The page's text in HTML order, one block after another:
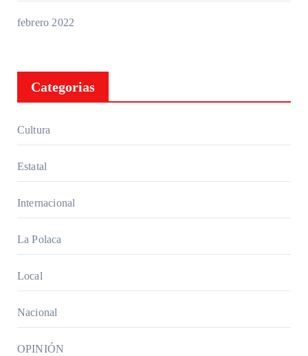
febrero 2022
Categorias
Cultura
Estatal
Internacional
La Polaca
Local
Nacional
OPINIÓN